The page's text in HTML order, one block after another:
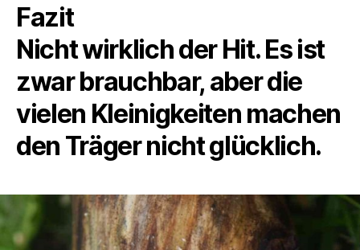
Fazit
Nicht wirklich der Hit. Es ist
zwar brauchbar, aber die
vielen Kleinigkeiten machen
den Träger nicht glücklich.